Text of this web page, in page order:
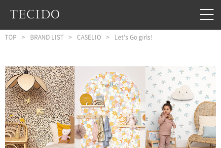
フッターへジャンプ
TOP BRAND LIST CASELIO Let's Go girls!